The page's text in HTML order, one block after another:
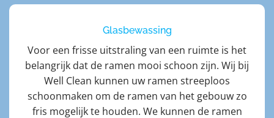
Glasbewassing
Voor een frisse uitstraling van een ruimte is het
belangrijk dat de ramen mooi schoon zijn. Wij bij
Well Clean kunnen uw ramen streeploos
schoonmaken om de ramen van het gebouw zo
fris mogelijk te houden. We kunnen de ramen